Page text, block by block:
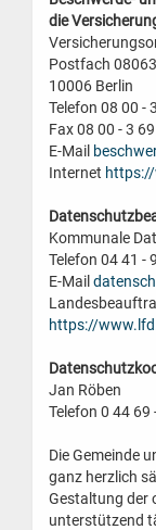
die
Postfach
10006 Berlin
Telefon 08 00 -
Fax 08 00 - 3
E-Mail
Internet
Kommunale
Telefon 04 41 -
E-Mail
https://
Jan Röben
Telefon 0 44 69
Die Gemeinde
ganz herzlich
Gestaltung der
unterstützend